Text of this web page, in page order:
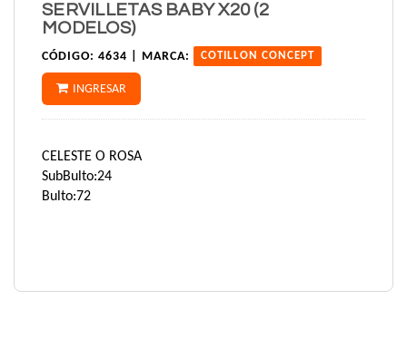
SERVILLETAS BABY X20 (2
MODELOS)
CÓDIGO: 4634 | MARCA: COTILLON CONCEPT
INGRESAR
CELESTE O ROSA
SubBulto:24
Bulto:72